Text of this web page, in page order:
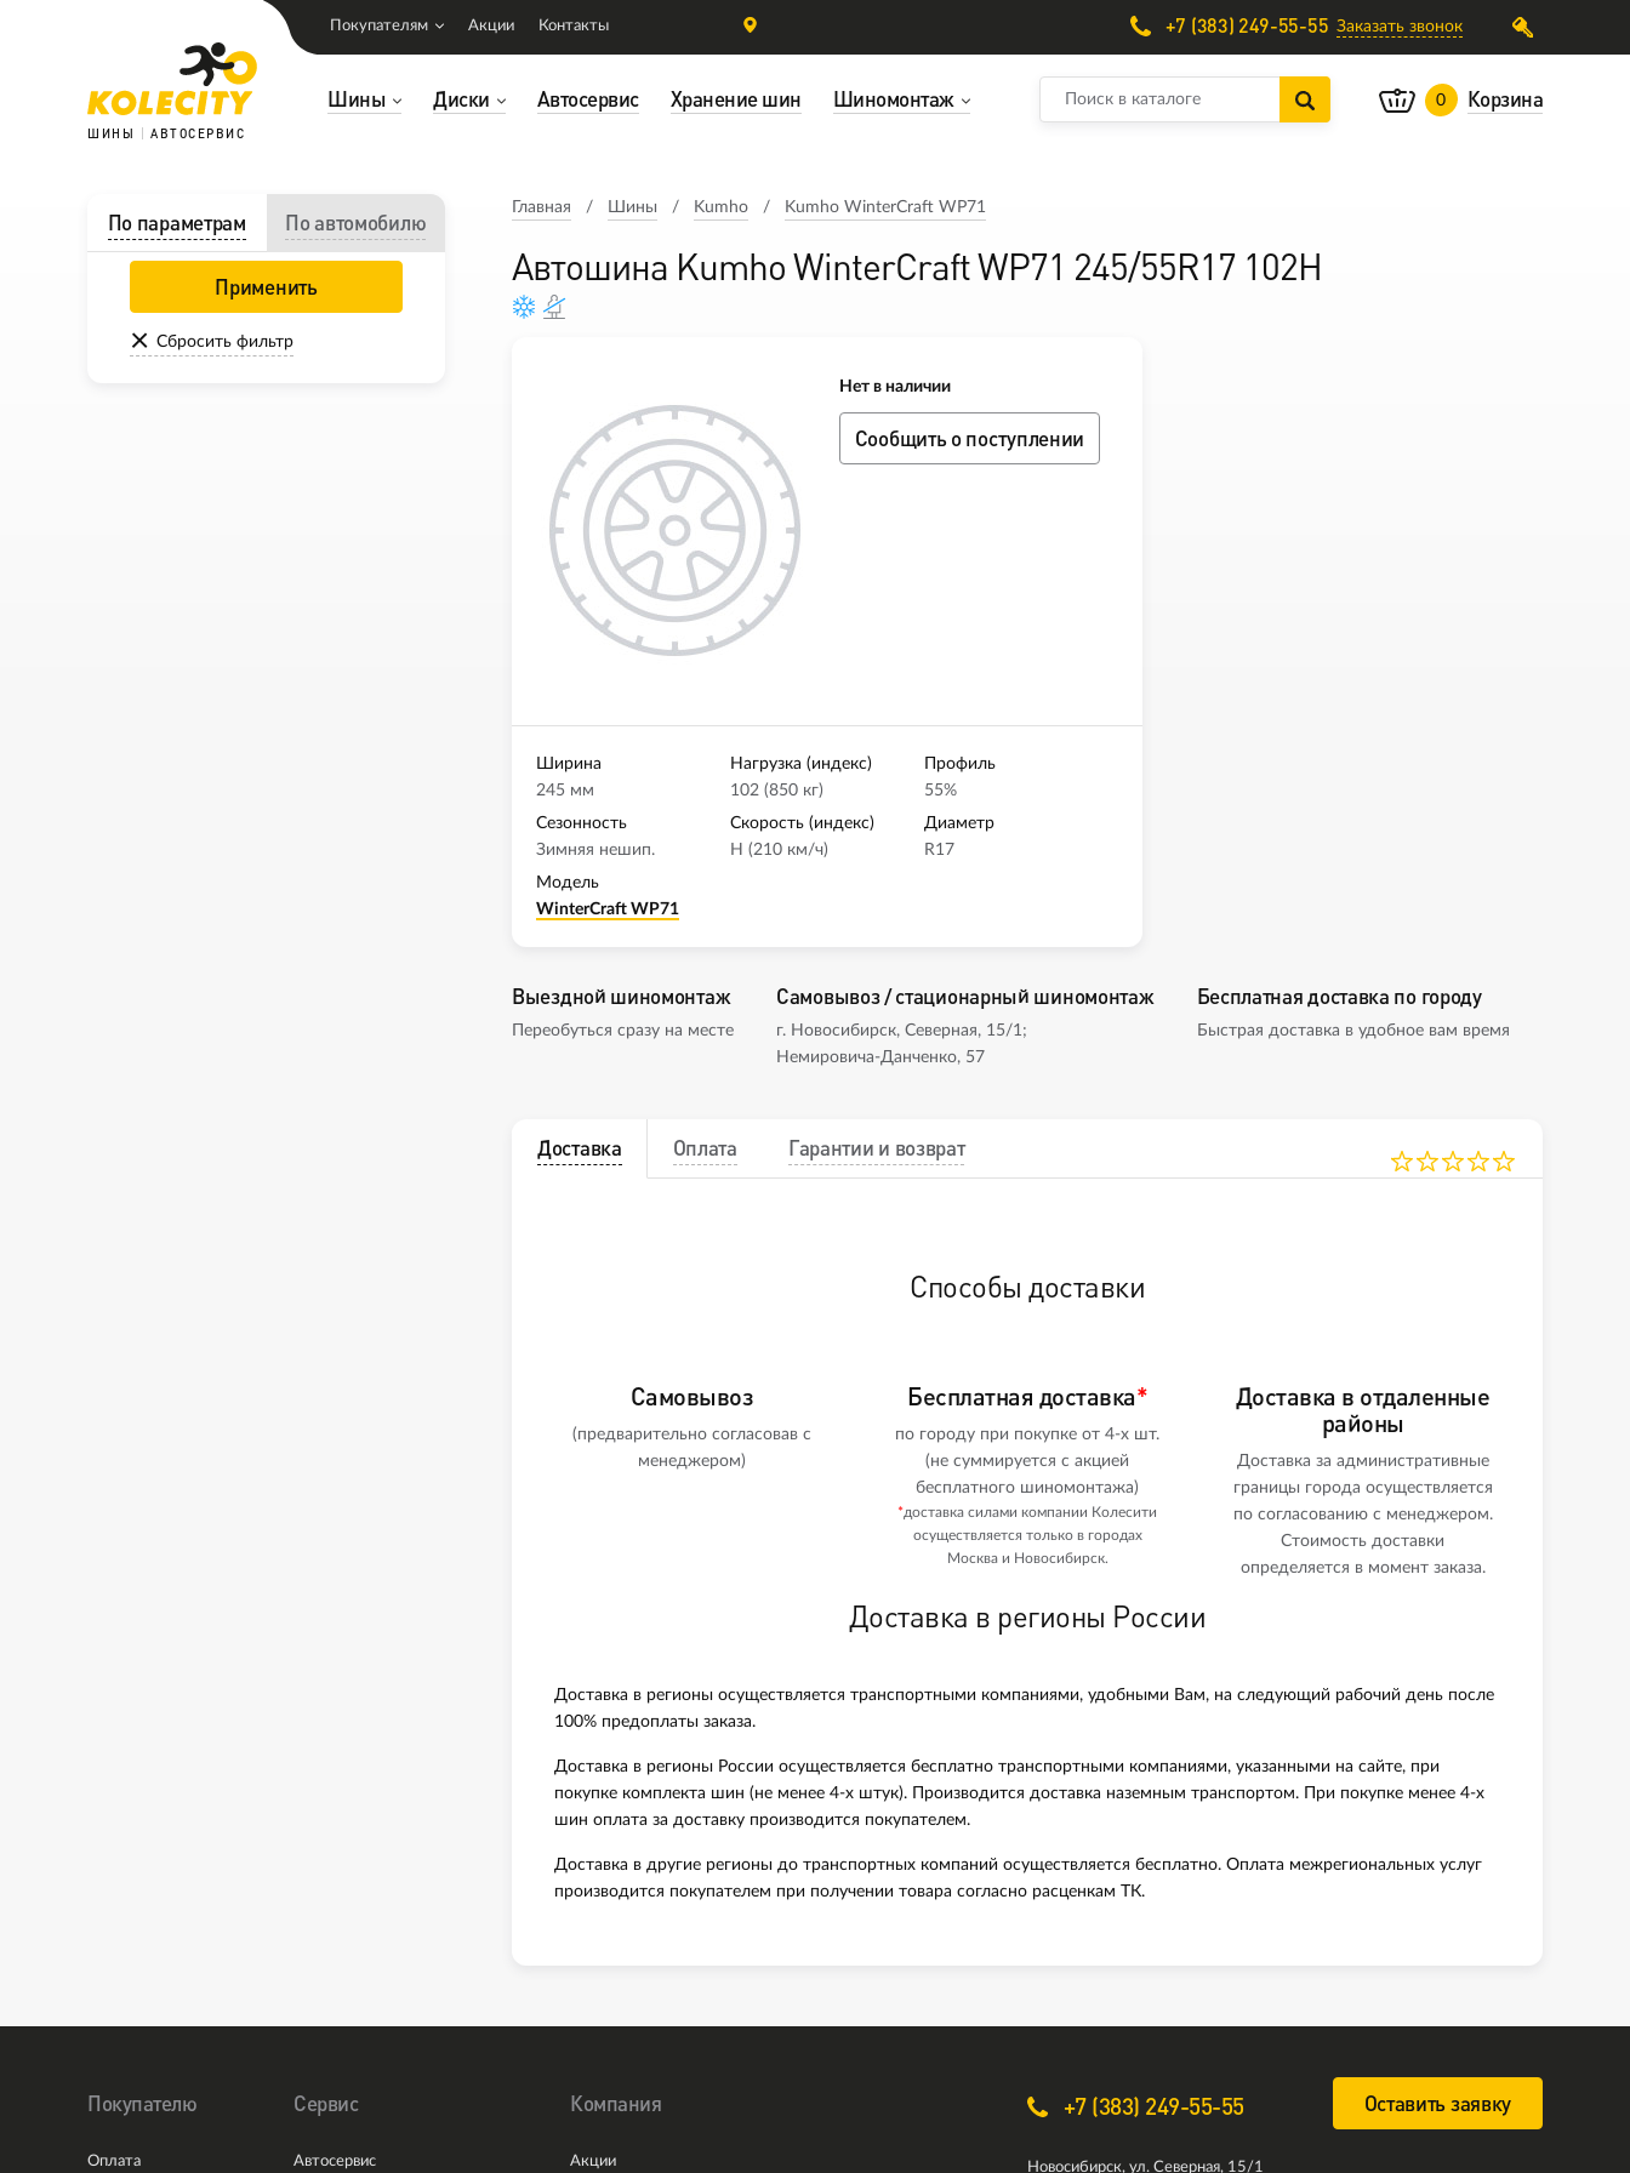
ШИНЫ АВТОСЕРВИС
Шины Диски Автосервис Хранение шин Шиномонтаж 0 Корзина
+7 (383) 249-55-55 Заказать звонок
Покупателям Акции Контакты
Главная Шины Kumho Kumho WinterCraft WP71
Автошина Kumho WinterCraft WP71 245/55R17 102H
По параметрам По автомобилю
Применить
Сбросить фильтр
Нет в наличии
Сообщить о поступлении
Ширина
245 мм
Нагрузка (индекс)
102 (850 кг)
Профиль
55%
Сезонность
Зимняя нешип.
Скорость (индекс)
H (210 км/ч)
Диаметр
R17
Модель
WinterCraft WP71
Выездной шиномонтаж
Переобуться сразу на месте
Самовывоз / стационарный шиномонтаж
г. Новосибирск, Северная, 15/1;
Немировича-Данченко, 57
Бесплатная доставка по городу
Быстрая доставка в удобное вам время
Доставка Оплата Гарантии и возврат
Способы доставки
Самовывоз
(предварительно согласовав с
менеджером)
Бесплатная доставка*
по городу при покупке от 4-х шт.
(не суммируется с акцией
бесплатного шиномонтажа)
*доставка силами компании Колесити
осуществляется только в городах
Москва и Новосибирск.
Доставка в отдаленные
районы
Доставка за административные
границы города осуществляется
по согласованию с менеджером.
Стоимость доставки
определяется в момент заказа.
Доставка в регионы России
Доставка в регионы осуществляется транспортными компаниями, удобными Вам, на следующий рабочий день после
100% предоплаты заказа.
Доставка в регионы России осуществляется бесплатно транспортными компаниями, указанными на сайте, при
покупке комплекта шин (не менее 4-х штук). Производится доставка наземным транспортом. При покупке менее 4-х
шин оплата за доставку производится покупателем.
Доставка в другие регионы до транспортных компаний осуществляется бесплатно. Оплата межрегиональных услуг
производится покупателем при получении товара согласно расценкам ТК.
Покупателю
Оплата
Сервис
Автосервис
Компания
Акции
+7 (383) 249-55-55 Оставить заявку
Новосибирск, ул. Северная, 15/1